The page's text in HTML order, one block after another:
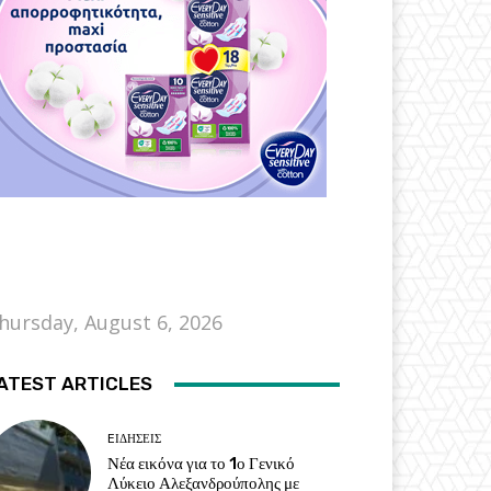
August 6, 2026
ARTICLES
EΙΔΗΣΕΙΣ
Νέα εικόνα για το 1ο Γενικό
Λύκειο Αλεξανδρούπολης με